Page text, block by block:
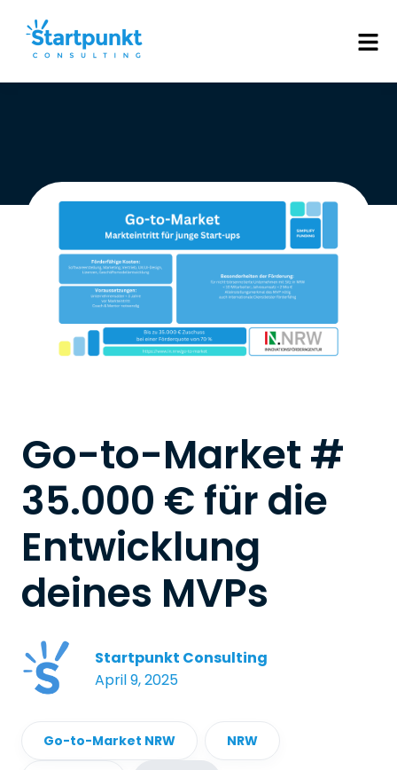
Go-to-Market #
35.000 € für die
Entwicklung
deines MVPs
Startpunkt Consulting
April 9, 2025
Go-to-Market NRW NRW